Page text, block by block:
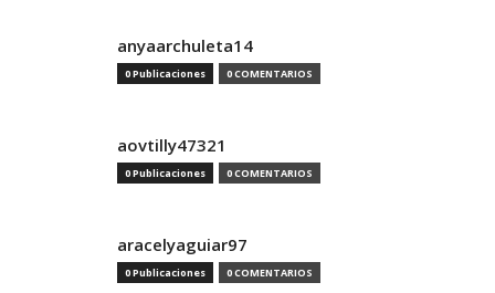
anyaarchuleta14
0 Publicaciones 0 COMENTARIOS
aovtilly47321
0 Publicaciones 0 COMENTARIOS
aracelyaguiar97
0 Publicaciones 0 COMENTARIOS